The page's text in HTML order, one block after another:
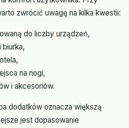
zwrócić uwagę na kilka kwestii:
do liczby urządzeń,
na nogi,
i akcesoriów.
dodatków oznacza większą
jest dopasowanie